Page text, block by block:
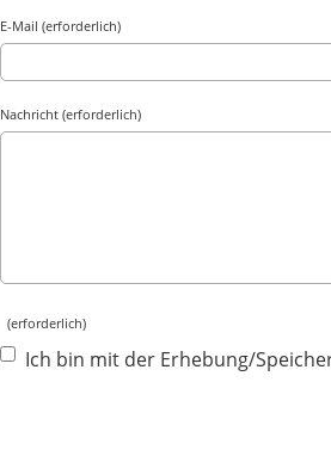
E-Mail (erforderlich)
Nachricht (erforderlich)
(erforderlich)
Ich bin mit der Erhebung/